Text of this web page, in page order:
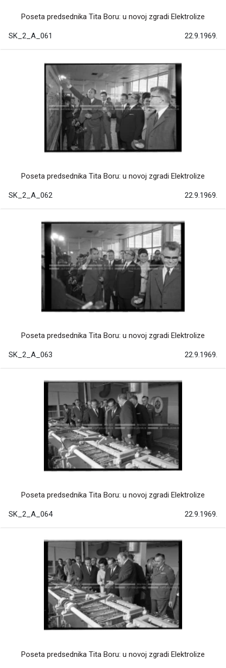
Poseta predsednika Tita Boru: u novoj zgradi Elektrolize
SK_2_A_061 22.9.1969.
Poseta predsednika Tita Boru: u novoj zgradi Elektrolize
SK_2_A_062 22.9.1969.
Poseta predsednika Tita Boru: u novoj zgradi Elektrolize
SK_2_A_063 22.9.1969.
Poseta predsednika Tita Boru: u novoj zgradi Elektrolize
SK_2_A_064 22.9.1969.
Poseta predsednika Tita Boru: u novoj zgradi Elektrolize